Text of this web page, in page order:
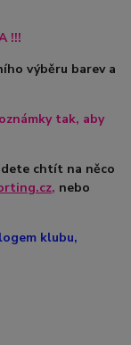
!!!
výběru barev a
tak, aby
chtít na něco
, nebo
klubu,